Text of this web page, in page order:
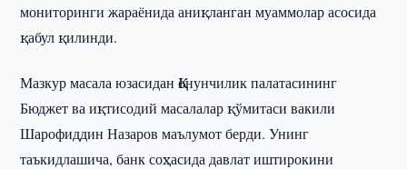
мониторинги жараёнида аниқланган муаммолар асосида
қабул қилинди.
Мазкур масала юзасидан Қонунчилик палатасининг
Бюджет ва иқтисодий масалалар қўмитаси вакили
Шарофиддин Назаров маълумот берди. Унинг
таъкидлашича, банк соҳасида давлат иштирокини